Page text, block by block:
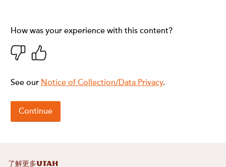
了解更多UTAH